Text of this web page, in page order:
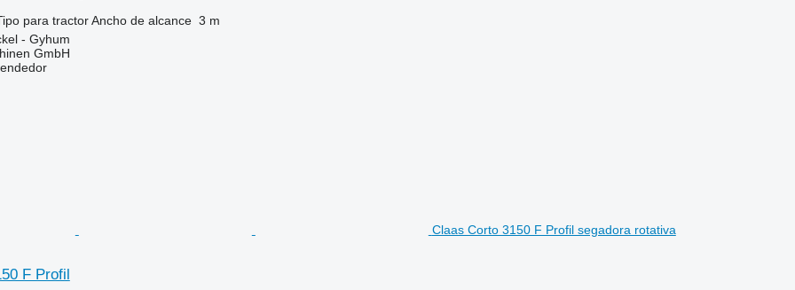
para tractor Ancho de alcance 3 m
- Gyhum
GmbH
Claas Corto 3150 F Profil segadora rotativa
F Profil